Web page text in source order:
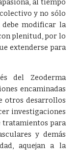
al tiempo
y no sólo
modificar la
plenitud, por lo
extenderse para
del Zeoderma
encaminadas
otros desarrollos
investigaciones
tratamientos para
y demás
aquejan a la